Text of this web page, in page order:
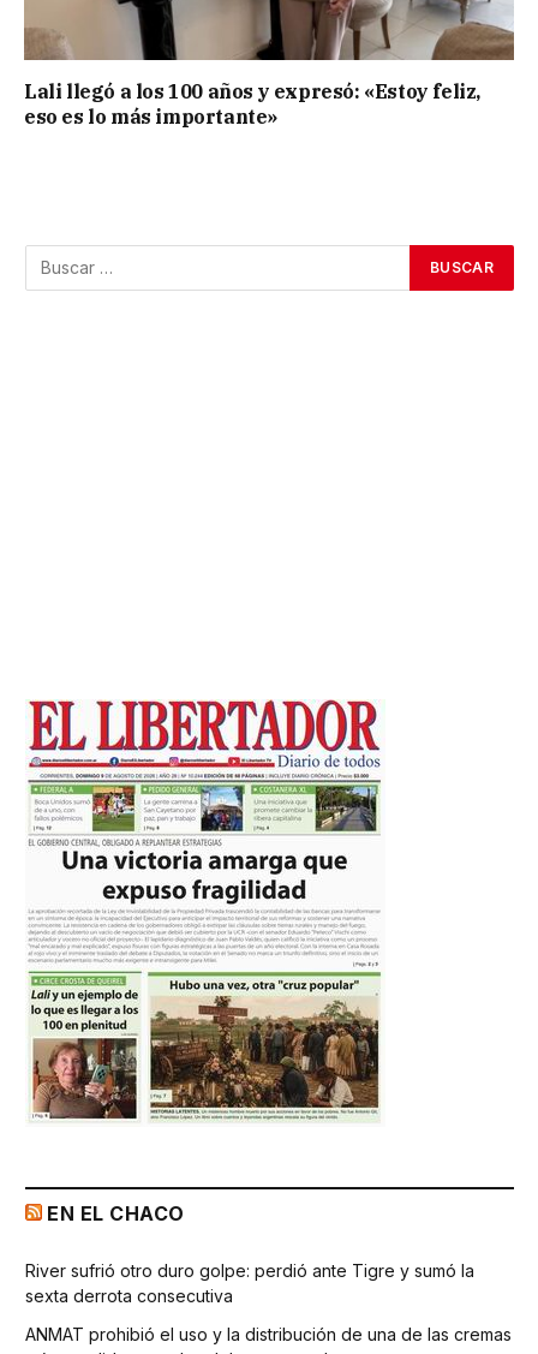
Lali llegó a los 100 años y expresó: «Estoy feliz,
eso es lo más importante»
EN EL CHACO
River sufrió otro duro golpe: perdió ante Tigre y sumó la
sexta derrota consecutiva
ANMAT prohibió el uso y la distribución de una de las cremas